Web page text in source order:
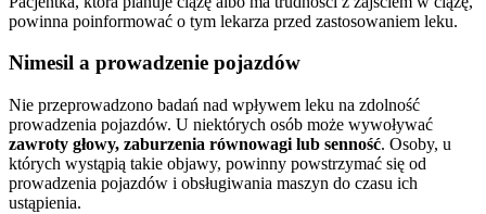
powinna poinformować o tym lekarza przed zastosowaniem leku.
Nimesil a prowadzenie pojazdów
Nie przeprowadzono badań nad wpływem leku na zdolność
prowadzenia pojazdów. U niektórych osób może wywoływać
zawroty głowy, zaburzenia równowagi lub senność. Osoby, u
których wystąpią takie objawy, powinny powstrzymać się od
prowadzenia pojazdów i obsługiwania maszyn do czasu ich
ustąpienia.